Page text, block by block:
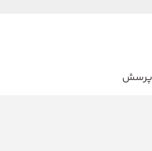
پرسش